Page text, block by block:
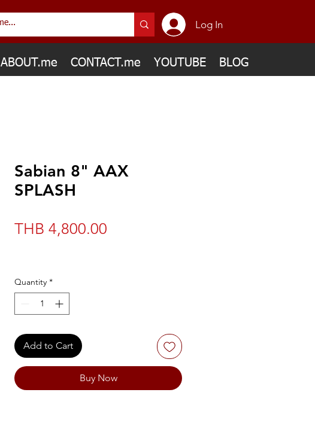
Log In
ABOUT.me CONTACT.me YOUTUBE BLOG
Sabian 8" AAX
SPLASH
THB 4,800.00
Quantity *
Add to Cart
Buy Now